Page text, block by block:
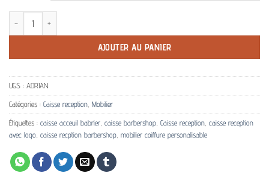
quantité de Caisse Barbershop Adrian Mirplay personnalisable
AJOUTER AU PANIER
UGS : ADRIAN
Catégories : Caisse reception, Mobilier
Étiquettes : caisse acceuil babrier, caisse barbershop, Caisse reception, caisse reception
avec logo, caisse recption barbershop, mobilier coiffure personalisable